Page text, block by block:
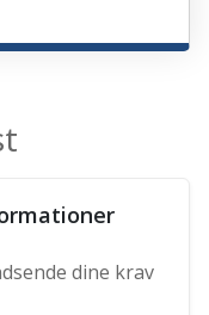
dine krav